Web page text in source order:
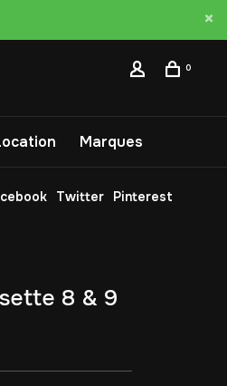
0
Marques
Twitter Pinterest
8 & 9